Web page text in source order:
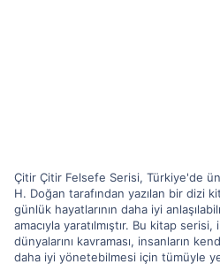
Çitir Çitir Felsefe Serisi, Türkiye'de
H. Doğan tarafından yazılan bir dizi
günlük hayatlarının daha iyi
amacıyla yaratılmıştır. Bu kitap serisi,
dünyalarını kavraması, insanların
daha iyi yönetebilmesi için tümüyle